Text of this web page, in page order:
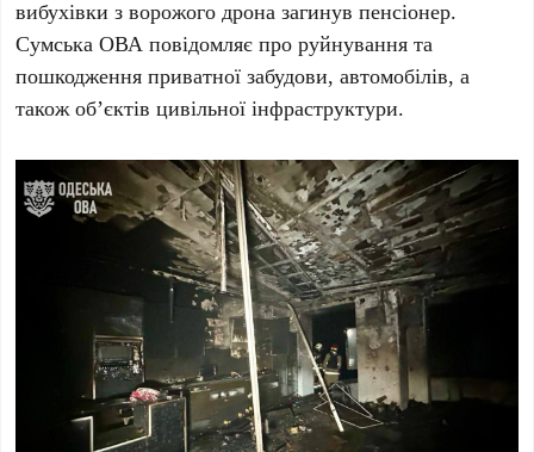
вибухівки з ворожого дрона загинув пенсіонер.
Сумська ОВА повідомляє про руйнування та
пошкодження приватної забудови, автомобілів, а
також об’єктів цивільної інфраструктури.